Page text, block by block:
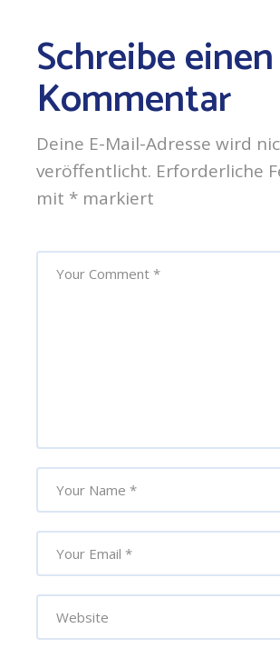
Schreibe einen
Kommentar
Deine E-Mail-Adresse wird
veröffentlicht. Erforderliche
mit * markiert